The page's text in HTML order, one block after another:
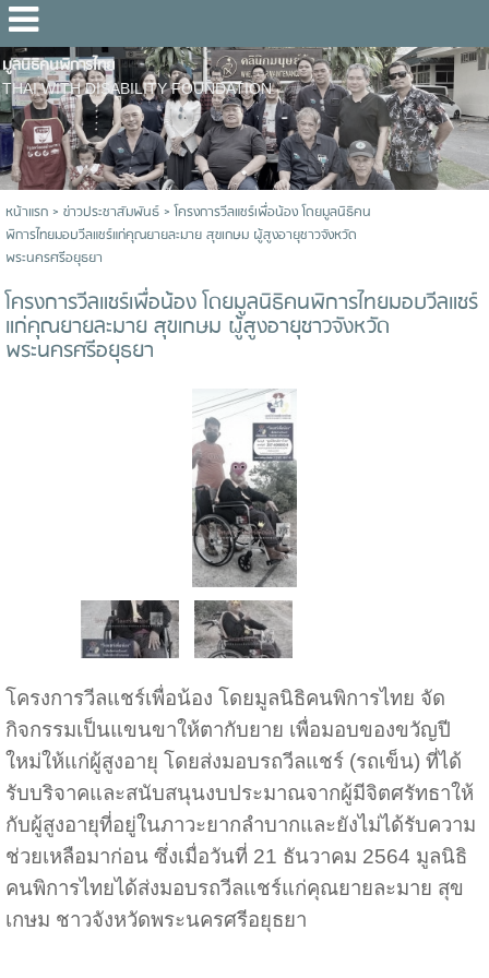
มูลนิธิคนพิการไทย
THAI WITH DISABILITY FOUNDATION
หน้าแรก> ข่าวประชาสัมพันธ์>โครงการวีลแชร์เพื่อน้อง โดยมูลนิธิคน
พิการไทยมอบวีลแชร์แก่คุณยายละมาย สุขเกษม ผู้สูงอายุชาวจังหวัด
พระนครศรีอยุธยา
โครงการวีลแชร์เพื่อน้อง โดยมูลนิธิคนพิการไทยมอบวีลแชร์
แก่คุณยายละมาย สุขเกษม ผู้สูงอายุชาวจังหวัด
พระนครศรีอยุธยา
โครงการวีลแชร์เพื่อน้อง โดยมูลนิธิคนพิการไทย จัด
กิจกรรมเป็นแขนขาให้ตากับยาย เพื่อมอบของขวัญปี
ใหม่ให้แก่ผู้สูงอายุ โดยส่งมอบรถวีลแชร์ (รถเข็น) ที่ได้
รับบริจาคและสนับสนุนงบประมาณจากผู้มีจิตศรัทธาให้
กับผู้สูงอายุที่อยู่ในภาวะยากลำบากและยังไม่ได้รับความ
ช่วยเหลือมาก่อน ซึ่งเมื่อวันที่ 21 ธันวาคม 2564 มูลนิธิ
คนพิการไทยได้ส่งมอบรถวีลแชร์แก่คุณยายละมาย สุข
เกษม ชาวจังหวัดพระนครศรีอยุธยา